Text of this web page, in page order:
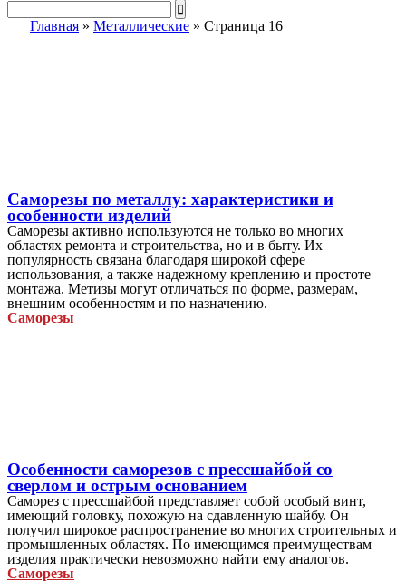
Главная » Металлические » Страница 16
Саморезы по металлу: характеристики и
особенности изделий
Саморезы активно используются не только во многих
областях ремонта и строительства, но и в быту. Их
популярность связана благодаря широкой сфере
использования, а также надежному креплению и простоте
монтажа. Метизы могут отличаться по форме, размерам,
внешним особенностям и по назначению.
Саморезы
Особенности саморезов с прессшайбой со
сверлом и острым основанием
Саморез с прессшайбой представляет собой особый винт,
имеющий головку, похожую на сдавленную шайбу. Он
получил широкое распространение во многих строительных и
промышленных областях. По имеющимся преимуществам
изделия практически невозможно найти ему аналогов.
Саморезы